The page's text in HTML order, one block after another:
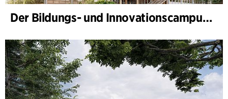
Der Bildungs- und Innovationscampus (BIC) nimmt Gestalt an